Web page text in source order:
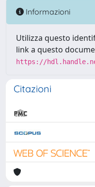
Informazioni
Utilizza questo
link a questo
https://
Citazioni